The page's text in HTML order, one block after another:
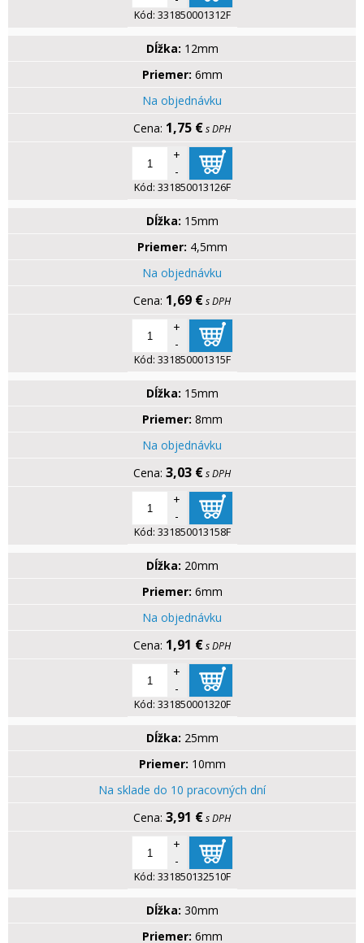
Kód: 331850001312F
Dĺžka: 12mm
Priemer: 6mm
Na objednávku
1,75 €s DPH
+
-
Kód: 331850013126F
Dĺžka: 15mm
Priemer: 4,5mm
Na objednávku
1,69 €s DPH
+
-
Kód: 331850001315F
Dĺžka: 15mm
Priemer: 8mm
Na objednávku
3,03 €s DPH
+
-
Kód: 331850013158F
Dĺžka: 20mm
Priemer: 6mm
Na objednávku
1,91 €s DPH
+
-
Kód: 331850001320F
Dĺžka: 25mm
Priemer: 10mm
Na sklade do 10 pracovných dní
3,91 €s DPH
+
-
Kód: 331850132510F
Dĺžka: 30mm
Priemer: 6mm